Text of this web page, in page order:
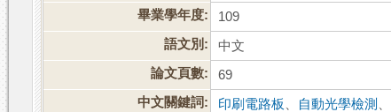
畢業學年度:
109
語文別:
中文
論文頁數:
69
中文關鍵詞:
印刷電路板 自動光學檢測